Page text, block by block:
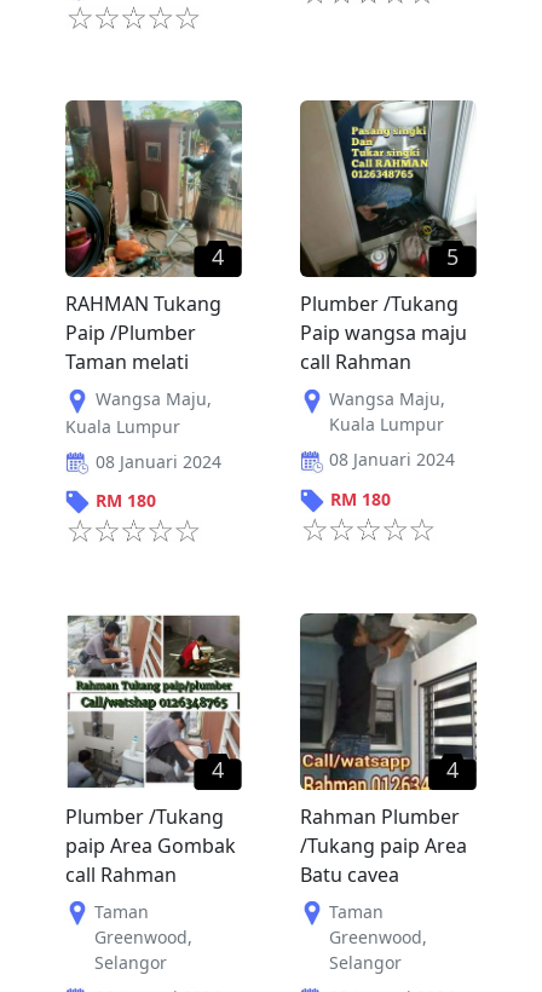
4
RAHMAN Tukang
Paip /Plumber
Taman melati
Wangsa Maju,
Kuala Lumpur
08 Januari 2024
RM 180
5
Plumber /Tukang
Paip wangsa maju
call Rahman
Wangsa Maju,
Kuala Lumpur
08 Januari 2024
RM 180
4
Plumber /Tukang
paip Area Gombak
call Rahman
Taman
Greenwood,
Selangor
4
Rahman Plumber
/Tukang paip Area
Batu cavea
Taman
Greenwood,
Selangor